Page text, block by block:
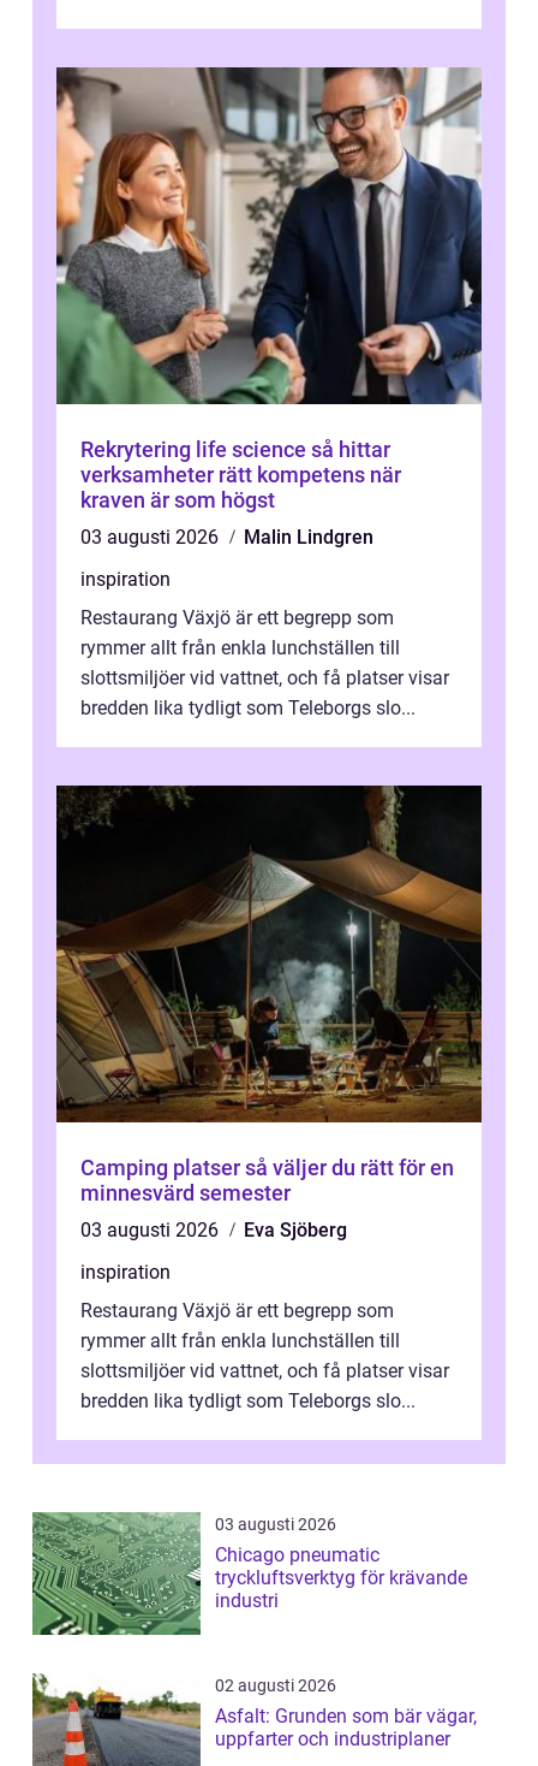
Rekrytering life science så hittar
verksamheter rätt kompetens när
kraven är som högst
03 augusti 2026
Malin Lindgren
inspiration
Restaurang Växjö är ett begrepp som
rymmer allt från enkla lunchställen till
slottsmiljöer vid vattnet, och få platser visar
bredden lika tydligt som Teleborgs slo...
Camping platser så väljer du rätt för en
minnesvärd semester
03 augusti 2026
Eva Sjöberg
inspiration
Restaurang Växjö är ett begrepp som
rymmer allt från enkla lunchställen till
slottsmiljöer vid vattnet, och få platser visar
bredden lika tydligt som Teleborgs slo...
03 augusti 2026
Chicago pneumatic
tryckluftsverktyg för krävande
industri
02 augusti 2026
Asfalt: Grunden som bär vägar,
uppfarter och industriplaner